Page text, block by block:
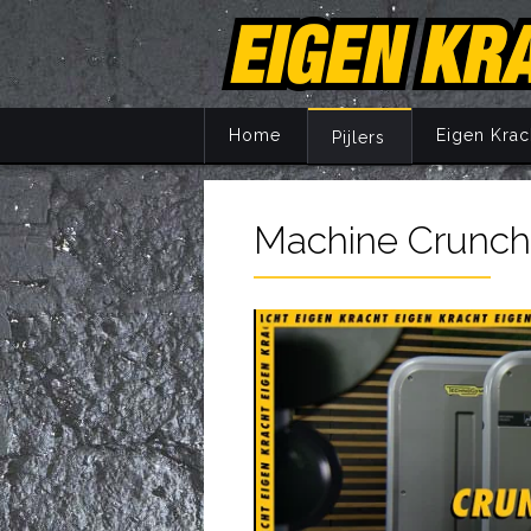
Home Pijlers Eigen
Principes
Training
Voeding
Supplementen
Herstel
Mentaal
Machine Crunch